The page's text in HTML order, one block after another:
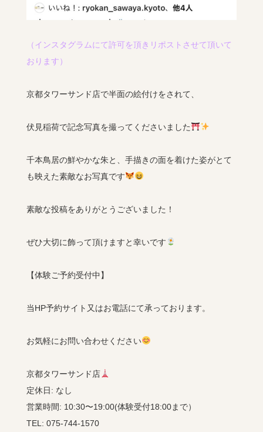
（インスタグラムにて許可を頂きリポストさせて頂いて
おります）
京都タワーサンド店で半面の絵付けをされて、
伏見稲荷で記念写真を撮ってくださいました
千本鳥居の鮮やかな朱と、手描きの面を着けた姿がとて
も映えた素敵なお写真です
素敵な投稿をありがとうございました！
ぜひ大切に飾って頂けますと幸いです
【体験ご予約受付中】
当HP予約サイト又はお電話にて承っております。
お気軽にお問い合わせください
京都タワーサンド店
定休日: なし
営業時間: 10:30〜19:00(体験受付18:00まで）
TEL: 075-744-1570